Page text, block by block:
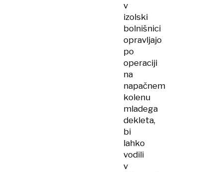
v
izolski
bolnišnici
opravljajo
po
operaciji
na
napačnem
kolenu
mladega
dekleta,
bi
lahko
vodili
v